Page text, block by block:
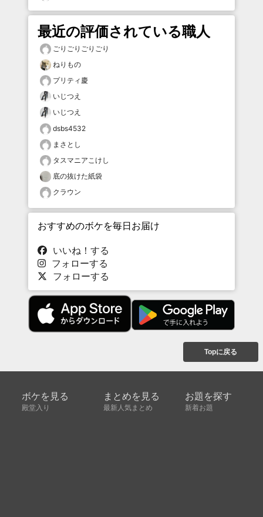
最近の評価されている職人
ごりごりごりごり
ねりもの
プリティ慶
いじつえ
いじつえ
dsbs4532
まさとし
タスマニアこけし
底の抜けた紙袋
クラウン
おすすめのボケを毎日お届け
いいね！する
フォローする
フォローする
Topに戻る
ボケを見る
殿堂入り
まとめを見る
最新人気まとめ
お題を探す
新着お題